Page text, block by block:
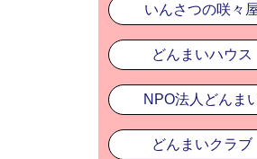
いんさつの咲々
どんまいハウス
NPO法人どんま
どんまいクラブ